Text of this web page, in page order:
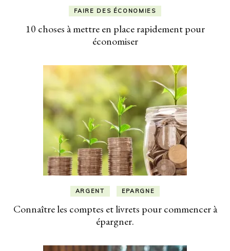
FAIRE DES ÉCONOMIES
10 choses à mettre en place rapidement pour
économiser
ARGENT EPARGNE
Connaître les comptes et livrets pour commencer à
épargner.